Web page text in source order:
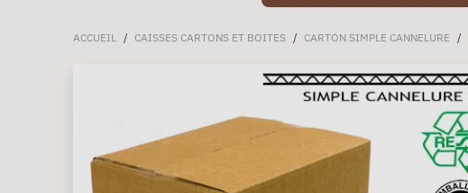
ACCUEIL / CAISSES CARTONS ET BOITES / CARTON SIMPLE CANNELURE /